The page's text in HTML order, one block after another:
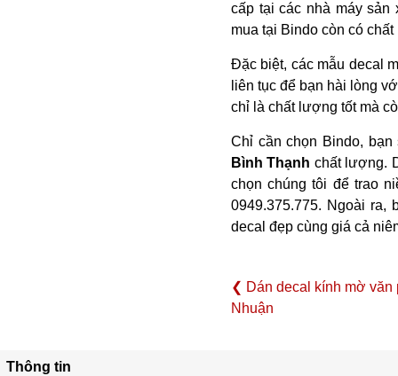
cấp tại các nhà máy
mua tại Bindo còn có
Đặc biệt, các mẫu decal
liên tục để bạn hài lòng
chỉ là chất lượng tốt mà
Chỉ cần chọn Bindo,
Bình Thạnh chất lượng.
chọn chúng tôi để trao
0949.375.775. Ngoài
decal đẹp cùng giá cả
❮ Dán decal kính mờ văn
Nhuận
Thông tin